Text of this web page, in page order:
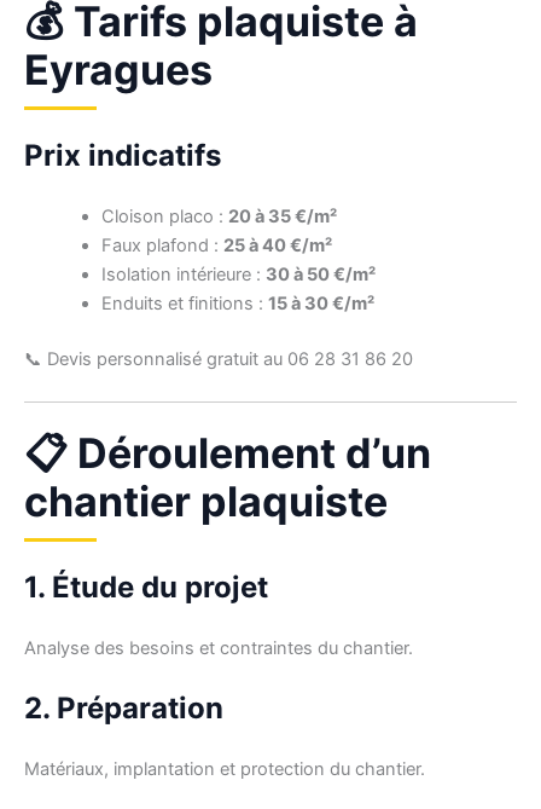
💰 Tarifs plaquiste à
Eyragues
Prix indicatifs
Cloison placo : 20 à 35 €/m²
Faux plafond : 25 à 40 €/m²
Isolation intérieure : 30 à 50 €/m²
Enduits et finitions : 15 à 30 €/m²
📞 Devis personnalisé gratuit au 06 28 31 86 20
📋 Déroulement d’un
chantier plaquiste
1. Étude du projet
Analyse des besoins et contraintes du chantier.
2. Préparation
Matériaux, implantation et protection du chantier.